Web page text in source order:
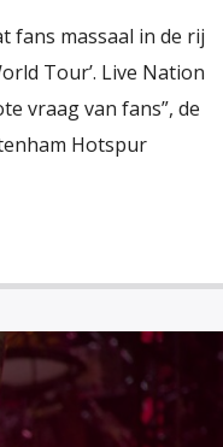
fans massaal in de rij
Tour’. Live Nation
vraag van fans”, de
Hotspur